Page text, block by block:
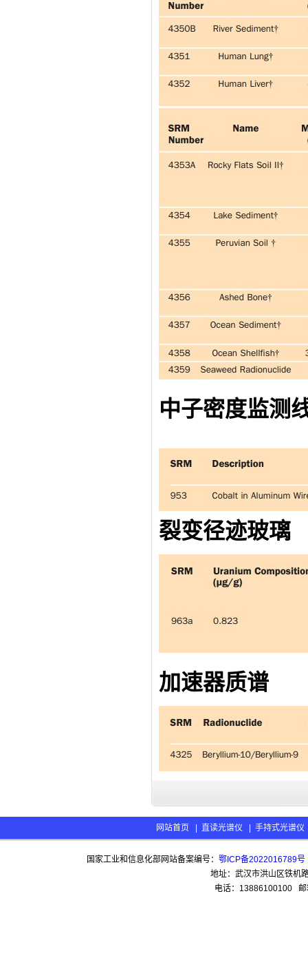
中子密度监测
裂变径迹玻璃
加速器质谱
网站首页 直读光谱仪 手持式光谱仪
国家工业和信息化部网站备案编号：鄂ICP备2022016789号
地址：武汉市洪山区铁机
电话：13886100100